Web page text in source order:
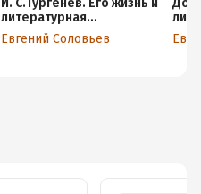
И. С.Тургенев. Его жизнь и
литературная
деятельность
Евгений Соловьев